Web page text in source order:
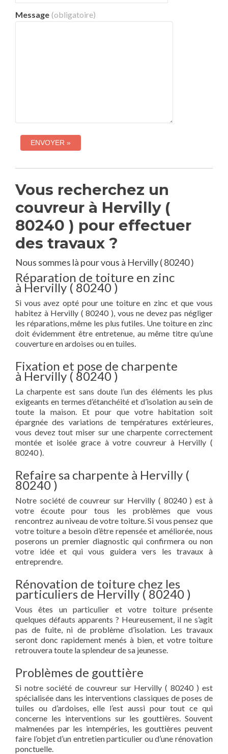
Message (obligatoire)
Vous recherchez un
couvreur à Hervilly (
80240 ) pour effectuer
des travaux ?
Nous sommes là pour vous à Hervilly ( 80240 )
Réparation de toiture en zinc
à Hervilly ( 80240 )
Si vous avez opté pour une toiture en zinc et que vous
habitez à Hervilly ( 80240 ), vous ne devez pas négliger
les réparations, même les plus futiles. Une toiture en zinc
doit évidemment être entretenue, au même titre qu’une
couverture en ardoises ou en tuiles.
Fixation et pose de charpente
à Hervilly ( 80240 )
La charpente est sans doute l’un des éléments les plus
exigeants en termes d’étanchéité et d’isolation au sein de
toute la maison. Et pour que votre habitation soit
épargnée des variations de températures extérieures,
vous devez tout miser sur une charpente correctement
montée et isolée grace à votre couvreur à Hervilly (
80240 ).
Refaire sa charpente à Hervilly (
80240 )
Notre société de couvreur sur Hervilly ( 80240 ) est à
votre écoute pour tous les problèmes que vous
rencontrez au niveau de votre toiture. Si vous pensez que
votre toiture a besoin d’être repensée et améliorée, nous
poserons un premier diagnostic qui confirmera ou non
votre idée et qui vous guidera vers les travaux à
entreprendre.
Rénovation de toiture chez les
particuliers de Hervilly ( 80240 )
Vous êtes un particulier et votre toiture présente
quelques défauts apparents ? Heureusement, il ne s’agit
pas de fuite, ni de problème d’isolation. Les travaux
seront donc rapidement menés à bien, et votre toiture
retrouvera toute la splendeur de sa jeunesse.
Problèmes de gouttière
Si notre société de couvreur sur Hervilly ( 80240 ) est
spécialisée dans les interventions classiques de poses de
tuiles ou d’ardoises, elle l’est aussi pour tout ce qui
concerne les interventions sur les gouttières. Souvent
malmenées par les intempéries, les gouttières peuvent
faire l’objet d’un entretien particulier ou d’une rénovation
ponctuelle.